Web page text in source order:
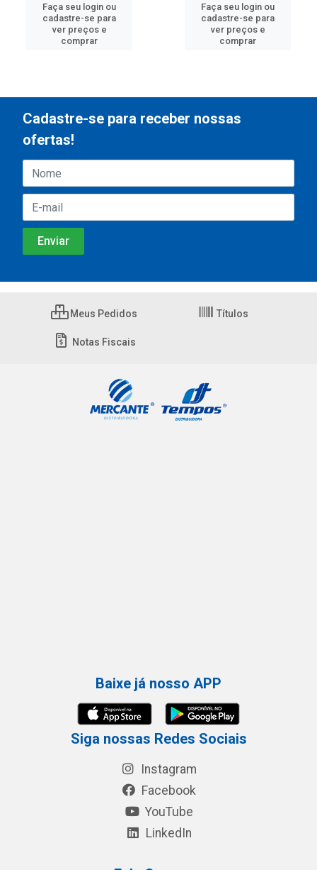
Faça seu login ou
cadastre-se para
ver preços e
comprar
Faça seu login ou
cadastre-se para
ver preços e
comprar
Cadastre-se para receber nossas
ofertas!
Meus Pedidos Títulos
Notas Fiscais
Baixe já nosso APP
Siga nossas Redes Sociais
Instagram
Facebook
YouTube
LinkedIn